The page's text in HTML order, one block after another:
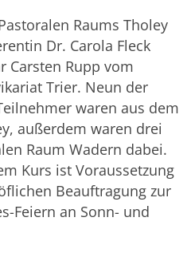
Raums Tholey
Dr. Carola Fleck
Carsten Rupp vom
Trier. Neun der
waren aus dem
außerdem waren drei
Raum Wadern dabei.
Kurs ist Voraussetzung
Beauftragung zur
Feiern an Sonn- und